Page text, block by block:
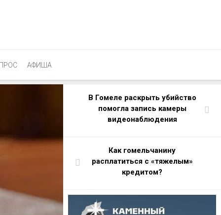
АФИША
В Гомеле раскрыть убийство
помогла запись камеры
видеонаблюдения
Как гомельчанину
расплатиться с «тяжелым»
кредитом?